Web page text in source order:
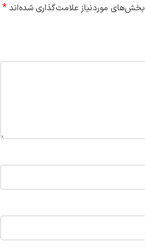
بخش‌های موردنیاز علامت‌گذاری شده‌اند*